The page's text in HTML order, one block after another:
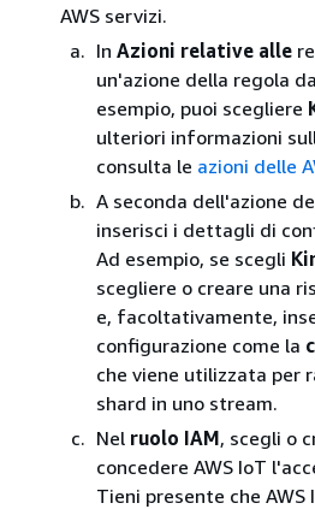
AWS servizi.
In Azioni relative alle
un'azione della regola
esempio, puoi scegliere
ulteriori informazioni
consulta le azioni delle
A seconda dell'azione
inserisci i dettagli di
Ad esempio, se scegli
scegliere o creare una
e, facoltativamente,
configurazione come la
che viene utilizzata per
shard in uno stream.
Nel ruolo IAM, scegli o
concedere AWS IoT
Tieni presente che AWS